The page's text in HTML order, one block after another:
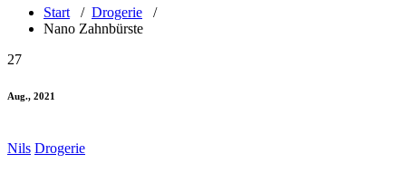
Start / Drogerie /
Nano Zahnbürste
27
Aug., 2021
Nils Drogerie